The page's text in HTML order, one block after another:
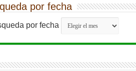
por fecha
por fecha